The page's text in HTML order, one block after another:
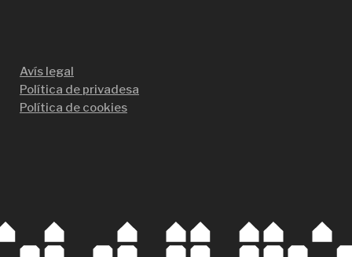
Avís legal
Política de privadesa
Política de cookies